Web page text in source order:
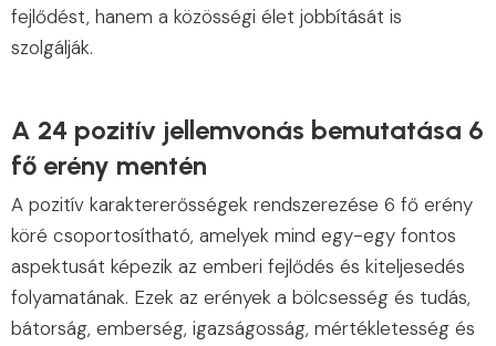
fejlődést, hanem a közösségi élet jobbítását is
szolgálják.
A 24 pozitív jellemvonás bemutatása 6
fő erény mentén
A pozitív karaktererősségek rendszerezése 6 fő erény
köré csoportosítható, amelyek mind egy-egy fontos
aspektusát képezik az emberi fejlődés és kiteljesedés
folyamatának. Ezek az erények a bölcsesség és tudás,
bátorság, emberség, igazságosság, mértékletesség és